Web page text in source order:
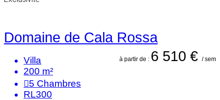
Domaine de Cala Rossa
à partir de : 6 510 € / sem
Villa
200 m²
5 Chambres
RL300